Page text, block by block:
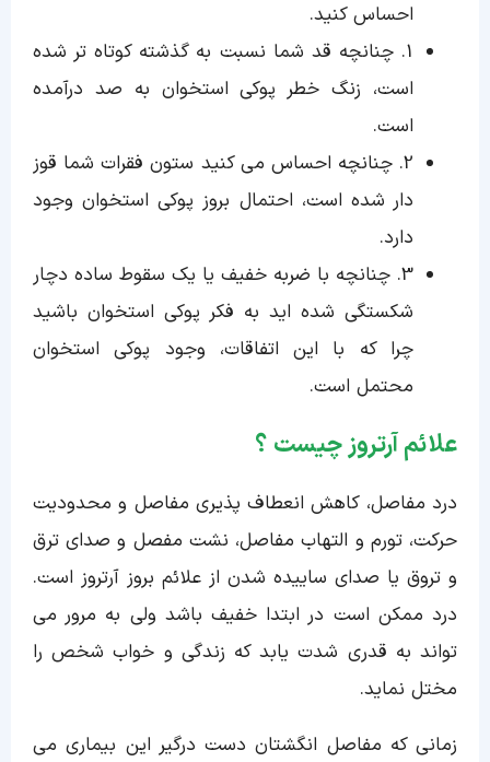
احساس کنید.
1. چنانچه قد شما نسبت به گذشته کوتاه تر شده
است، زنگ خطر پوکی استخوان به صد درآمده
است.
2. چنانچه احساس می کنید ستون فقرات شما قوز
دار شده است، احتمال بروز پوکی استخوان وجود
دارد.
3. چنانچه با ضربه خفیف یا یک سقوط ساده دچار
شکستگی شده اید به فکر پوکی استخوان باشید
چرا که با این اتفاقات، وجود پوکی استخوان
محتمل است.
علائم آرتروز چیست ؟
درد مفاصل، کاهش انعطاف پذیری مفاصل و محدودیت
حرکت، تورم و التهاب مفاصل، نشت مفصل و صدای ترق
و تروق یا صدای ساییده شدن از علائم بروز آرتروز است.
درد ممکن است در ابتدا خفیف باشد ولی به مرور می
تواند به قدری شدت یابد که زندگی و خواب شخص را
مختل نماید.
زمانی که مفاصل انگشتان دست درگیر این بیماری می